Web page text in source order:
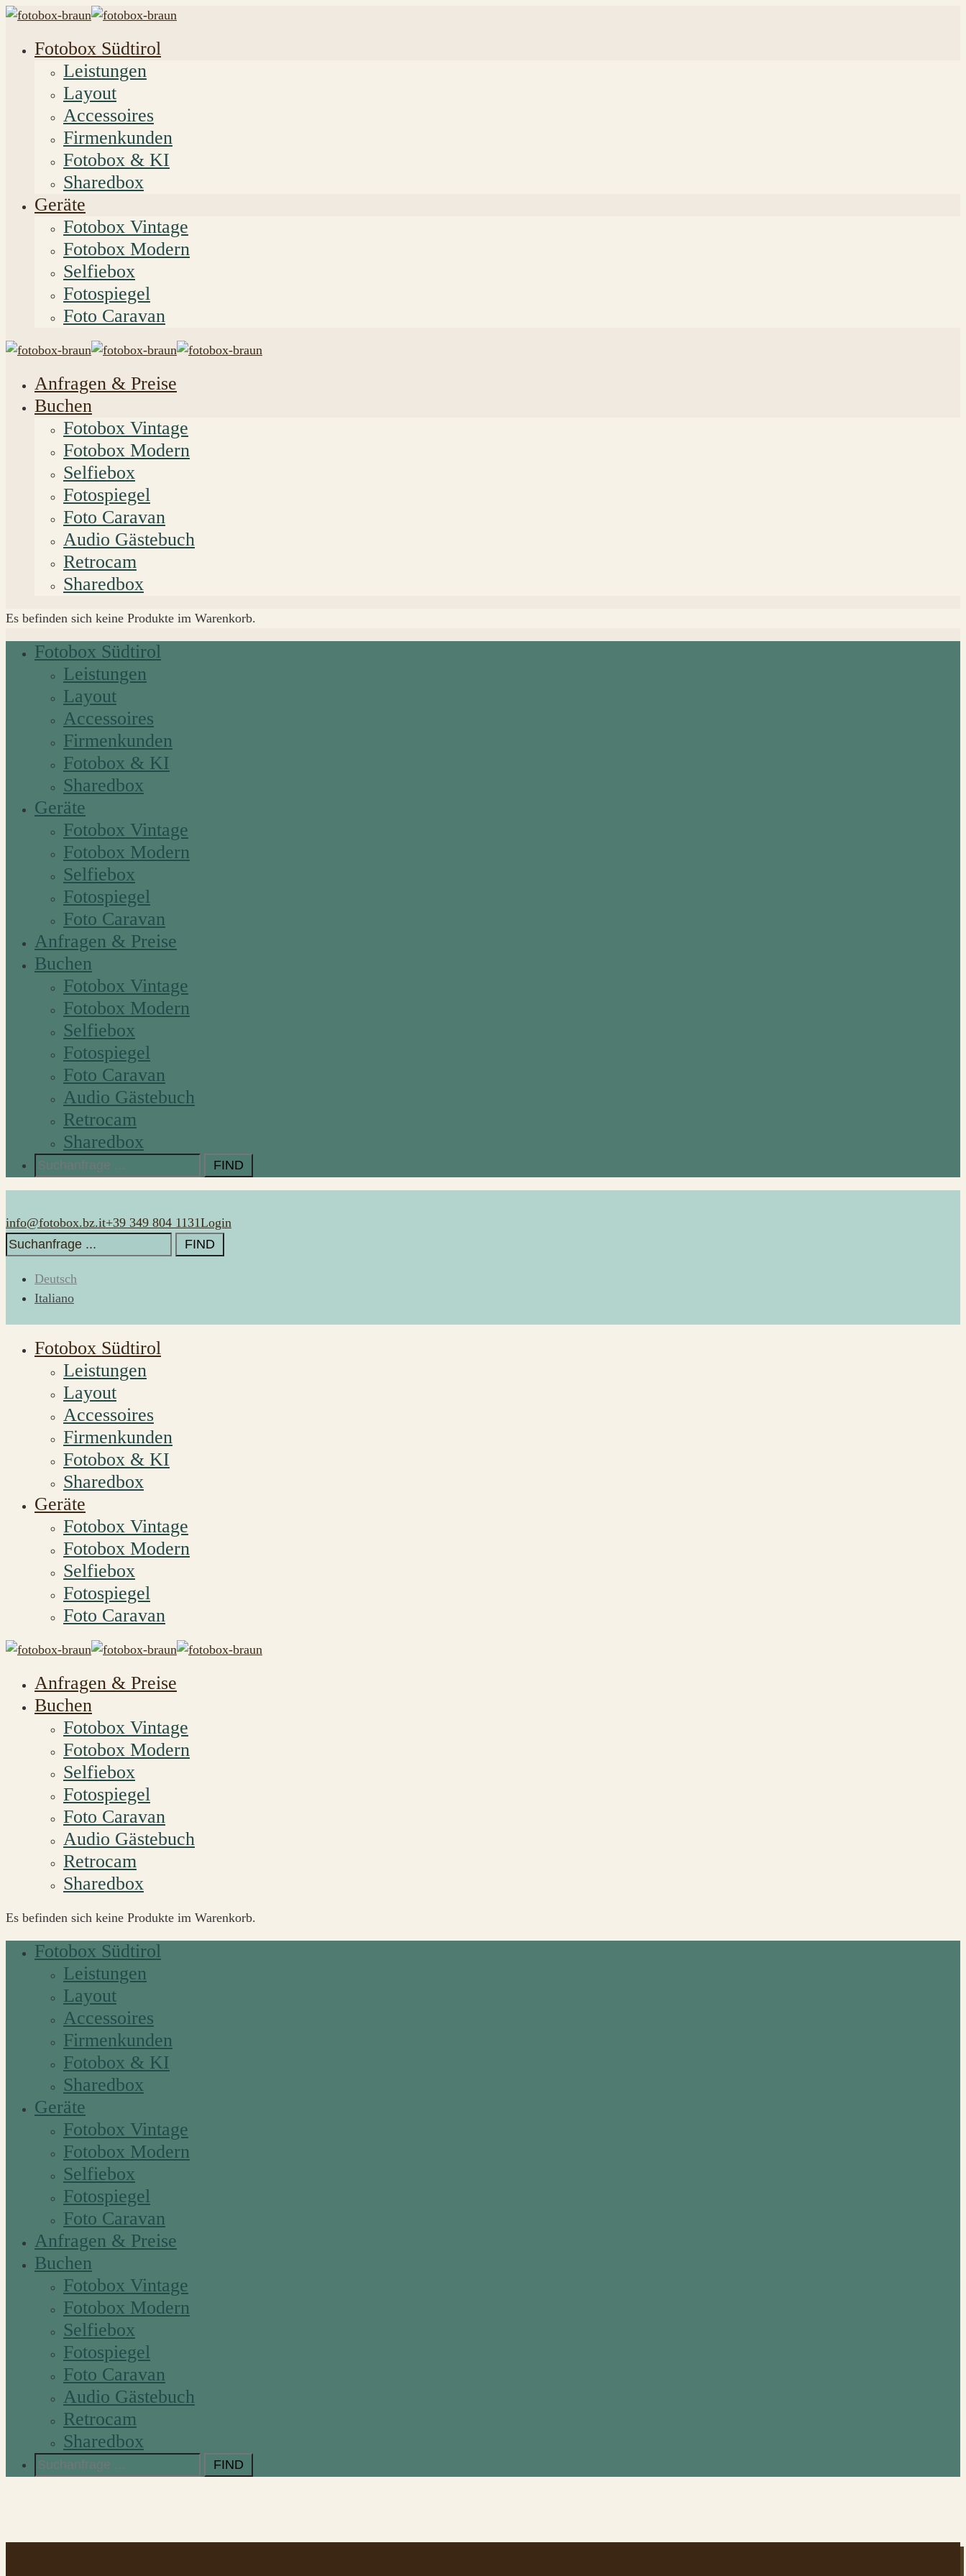
Fotobox Südtirol
Leistungen
Layout
Accessoires
Firmenkunden
Fotobox & KI
Sharedbox
Geräte
Fotobox Vintage
Fotobox Modern
Selfiebox
Fotospiegel
Foto Caravan
Anfragen & Preise
Buchen
Fotobox Vintage
Fotobox Modern
Selfiebox
Fotospiegel
Foto Caravan
Audio Gästebuch
Retrocam
Sharedbox
Es befinden sich keine Produkte im Warenkorb.
Fotobox Südtirol
Leistungen
Layout
Accessoires
Firmenkunden
Fotobox & KI
Sharedbox
Geräte
Fotobox Vintage
Fotobox Modern
Selfiebox
Fotospiegel
Foto Caravan
Anfragen & Preise
Buchen
Fotobox Vintage
Fotobox Modern
Selfiebox
Fotospiegel
Foto Caravan
Audio Gästebuch
Retrocam
Sharedbox
Search
for:
info@fotobox.bz.it+39 349 804 1131Login
Search
for:
Deutsch
Italiano
Fotobox Südtirol
Leistungen
Layout
Accessoires
Firmenkunden
Fotobox & KI
Sharedbox
Geräte
Fotobox Vintage
Fotobox Modern
Selfiebox
Fotospiegel
Foto Caravan
Anfragen & Preise
Buchen
Fotobox Vintage
Fotobox Modern
Selfiebox
Fotospiegel
Foto Caravan
Audio Gästebuch
Retrocam
Sharedbox
Es befinden sich keine Produkte im Warenkorb.
Fotobox Südtirol
Leistungen
Layout
Accessoires
Firmenkunden
Fotobox & KI
Sharedbox
Geräte
Fotobox Vintage
Fotobox Modern
Selfiebox
Fotospiegel
Foto Caravan
Anfragen & Preise
Buchen
Fotobox Vintage
Fotobox Modern
Selfiebox
Fotospiegel
Foto Caravan
Audio Gästebuch
Retrocam
Sharedbox
Search
for: